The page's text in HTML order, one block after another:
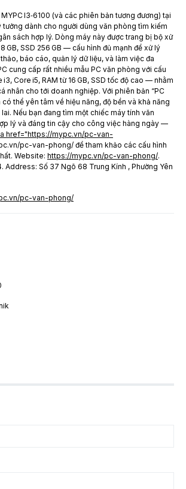
I3‑6100 (và các phiên bản tương đương) tại
tưởng dành cho người dùng văn phòng tìm kiếm
sách hợp lý. Dòng máy này được trang bị bộ xử
GB, SSD 256 GB — cấu hình đủ mạnh để xử lý
báo cáo, quản lý dữ liệu, và làm việc đa
cung cấp rất nhiều mẫu PC văn phòng với cấu
i3, Core i5, RAM từ 16 GB, SSD tốc độ cao — nhằm
nhân cho tới doanh nghiệp. Với phiên bản “PC
có thể yên tâm về hiệu năng, độ bền và khả năng
Nếu bạn đang tìm một chiếc máy tính văn
lý và đáng tin cậy cho công việc hàng ngày —
href="https://mypc.vn/pc-van-
pc-van-phong/ để tham khảo các cấu hình
Website: https://mypc.vn/pc-van-phong/.
Address: Số 37 Ngõ 68 Trung Kính , Phường Yên
pc-van-phong/